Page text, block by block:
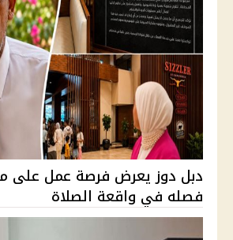
دبل دوز يعرض فرصة عمل على
فصله في واقعة الصلاة